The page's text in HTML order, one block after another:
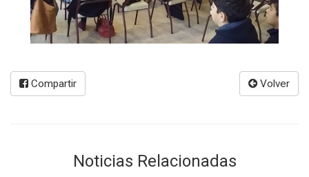
Compartir Volver
Noticias Relacionadas